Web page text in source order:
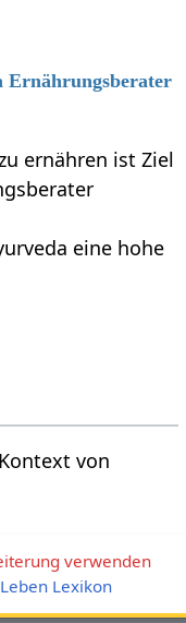
Ernährungsberater
ernähren ist Ziel
eine hohe
verwenden
Lexikon